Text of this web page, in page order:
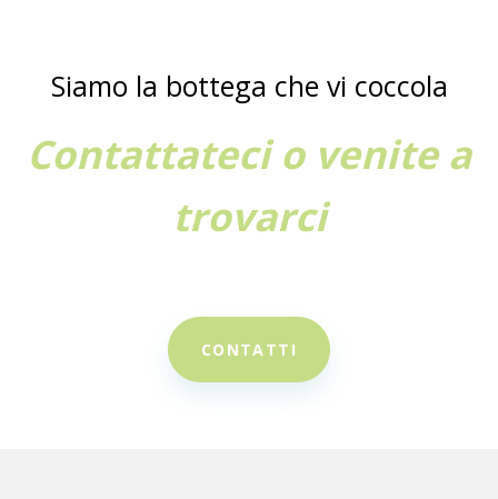
Siamo la bottega che vi coccola
Contattateci o venite a
trovarci
CONTATTI